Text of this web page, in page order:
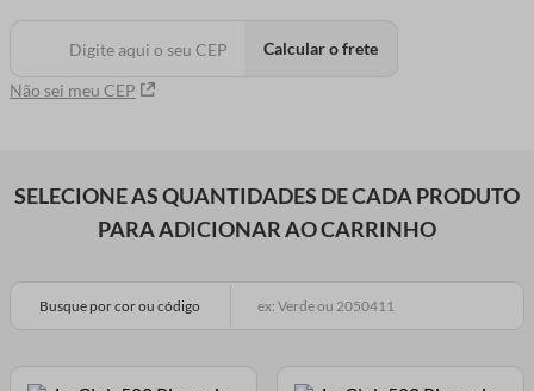
Não sei meu CEP
Calcular o frete
SELECIONE AS QUANTIDADES DE CADA PRODUTO
PARA ADICIONAR AO CARRINHO
Busque por cor ou código